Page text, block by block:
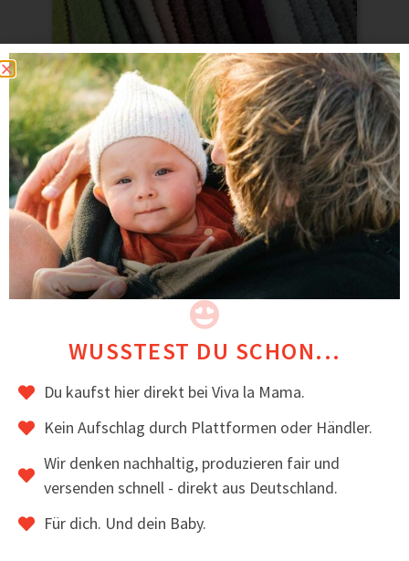
WUSSTEST DU SCHON...
Du kaufst hier direkt bei Viva la Mama.
Kein Aufschlag durch Plattformen oder Händler.
Wir denken nachhaltig, produzieren fair und
versenden schnell - direkt aus Deutschland.
Für dich. Und dein Baby.